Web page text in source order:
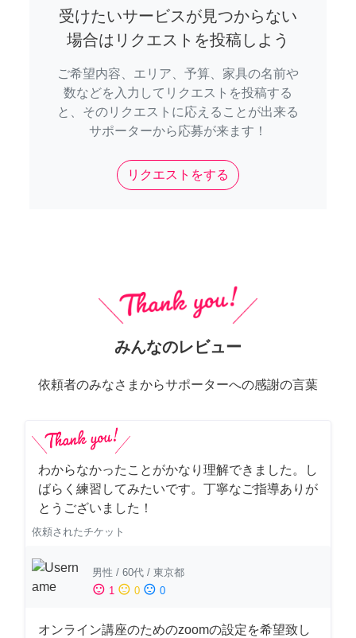
受けたいサービスが見つからない
場合はリクエストを投稿しよう
ご希望内容、エリア、予算、家具の名前や
数などを入力してリクエストを投稿する
と、そのリクエストに応えることが出来る
サポーターから応募が来ます！
リクエストをする
みんなのレビュー
依頼者のみなさまからサポーターへの感謝の言葉
わからなかったことがかなり理解できました。し
ばらく練習してみたいです。丁寧なご指導ありが
とうございました！
依頼されたチケット
男性 / 60代 / 東京都
sentiment_satisfied 1 sentiment_neutral 0 sentiment_dissatisfied 0
オンライン講座のためのzoomの設定を希望致し